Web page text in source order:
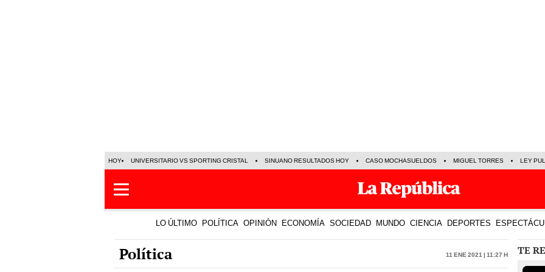
HOY UNIVERSITARIO VS SPORTING CRISTAL SINUANO RESULTADOS HOY CASO MOCHASUELDOS MIGUEL TORRES LEY
LO ÚLTIMO POLÍTICA OPINIÓN ECONOMÍA SOCIEDAD MUNDO CIENCIA DEPORTES
Política 11 Ene 2021 | 11:27 h TE